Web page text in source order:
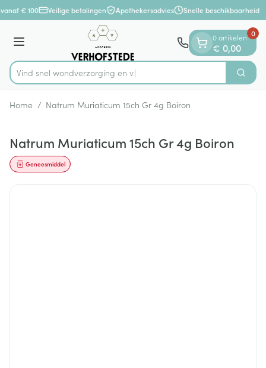
Ga naar de inhoud
1 van 1
€ 100 Veilige betalingen Apothekersadvies Snelle beschikbaarheid
Menu
Product, merk, categorie...
Vind snel wondverzorg Zoek
0 artikelen
€ 0,00
0
Home / Natrum Muriaticum 15ch Gr 4g Boiron
Natrum Muriaticum 15ch Gr 4g Boiron
Geneesmiddel